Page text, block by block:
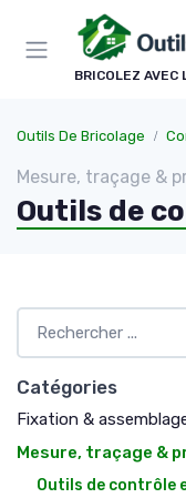
BRICOLEZ
Outils De Bricolage
Mesure, traçage &
Outils de
Catégories
Fixation &
Mesure, traçage &
Outils de contrôle
Panneau de gestion